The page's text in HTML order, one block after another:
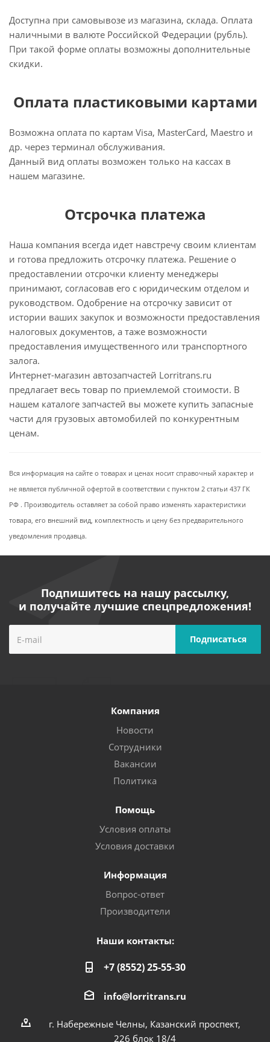
Доступна при самовывозе из магазина, склада. Оплата
наличными в валюте Российской Федерации (рубль).
При такой форме оплаты возможны дополнительные
скидки.
Оплата пластиковыми картами
Возможна оплата по картам Visa, MasterCard, Maestro и
др. через терминал обслуживания.
Данный вид оплаты возможен только на кассах в
нашем магазине.
Отсрочка платежа
Наша компания всегда идет навстречу своим клиентам
и готова предложить отсрочку платежа. Решение о
предоставлении отсрочки клиенту менеджеры
принимают, согласовав его с юридическим отделом и
руководством. Одобрение на отсрочку зависит от
истории ваших закупок и возможности предоставления
налоговых документов, а таже возможности
предоставления имущественного или транспортного
залога.
Интернет-магазин автозапчастей Lorritrans.ru
предлагает весь товар по приемлемой стоимости. В
нашем каталоге запчастей вы можете купить запасные
части для грузовых автомобилей по конкурентным
ценам.
Вся информация на сайте о товарах и ценах носит справочный характер и
не является публичной офертой в соответствии с пунктом 2 статьи 437 ГК
РФ . Производитель оставляет за собой право изменять характеристики
товара, его внешний вид, комплектность и цену без предварительного
уведомления продавца.
Подпишитесь на нашу рассылку,
и получайте лучшие спецпредложения!
Компания
Новости
Сотрудники
Вакансии
Политика
Помощь
Условия оплаты
Условия доставки
Информация
Вопрос-ответ
Производители
Наши контакты:
+7 (8552) 25-55-30
info@lorritrans.ru
г. Набережные Челны, Казанский проспект,
226 блок 18/4